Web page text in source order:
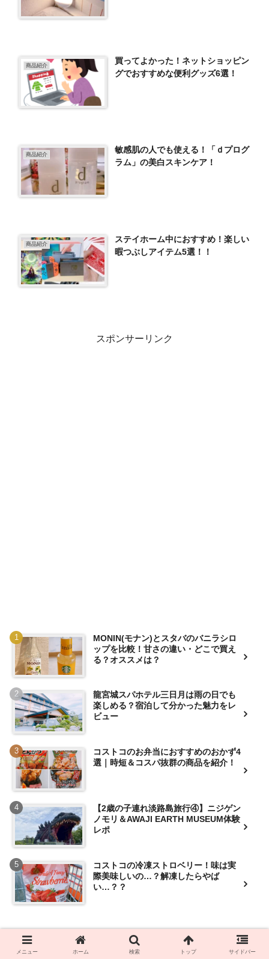
商品紹介
買ってよかった！ネットショッピン
グでおすすめな便利グッズ6選！
商品紹介
敏感肌の人でも使える！「ｄプログ
ラム」の美白スキンケア！
商品紹介
ステイホーム中におすすめ！楽しい
暇つぶしアイテム5選！！
スポンサーリンク
MONIN(モナン)とスタバのバニラシロ
ップを比較！甘さの違い・どこで買え
る？オススメは？
龍宮城スパホテル三日月は雨の日でも
楽しめる？宿泊して分かった魅力をレ
ビュー
コストコのお弁当におすすめのおかず4
選｜時短＆コスパ抜群の商品を紹介！
【2歳の子連れ淡路島旅行④】ニジゲン
ノモリ＆AWAJI EARTH MUSEUM体験
レポ
コストコの冷凍ストロベリー！味は実
際美味しいの…？解凍したらやば
い…？？
メニュー ホーム 検索 トップ サイドバー